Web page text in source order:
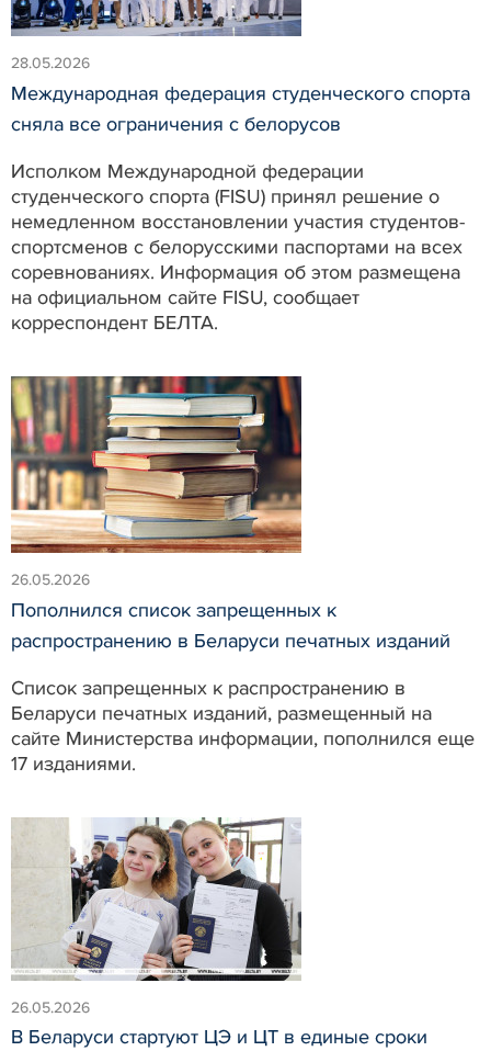
28.05.2026
Международная федерация студенческого спорта
сняла все ограничения с белорусов
Исполком Международной федерации
студенческого спорта (FISU) принял решение о
немедленном восстановлении участия студентов-
спортсменов с белорусскими паспортами на всех
соревнованиях. Информация об этом размещена
на официальном сайте FISU, сообщает
корреспондент БЕЛТА.
26.05.2026
Пополнился список запрещенных к
распространению в Беларуси печатных изданий
Список запрещенных к распространению в
Беларуси печатных изданий, размещенный на
сайте Министерства информации, пополнился еще
17 изданиями.
26.05.2026
В Беларуси стартуют ЦЭ и ЦТ в единые сроки